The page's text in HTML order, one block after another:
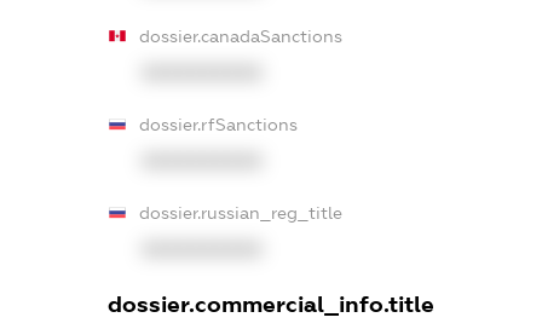
dossier.canadaSanctions
dossier.rfSanctions
dossier.russian_reg_title
dossier.commercial_info.title